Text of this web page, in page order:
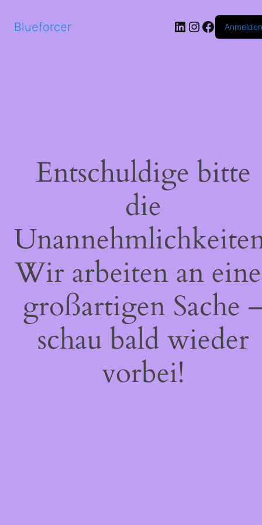
Blueforcer LinkedIn
Instagram
Anmelden
Entschuldige bitte
die
Wir arbeiten an
großartigen Sache
schau bald wieder
vorbei!